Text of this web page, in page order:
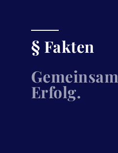
§ Fakten
Gemeinsam
Erfolg.